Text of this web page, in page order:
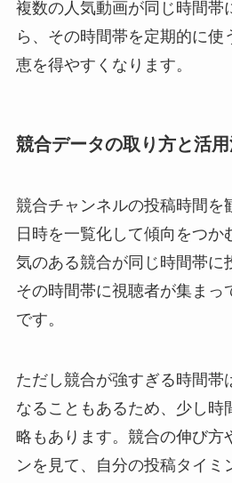
複数の人気動画が同じ時間帯
ら、その時間帯を定期的に使
恵を得やすくなります。
競合データの取り方と活
競合チャンネルの投稿時間を
日時を一覧化して傾向をつか
気のある競合が同じ時間帯に
その時間帯に視聴者が集まっ
です。
ただし競合が強すぎる時間帯
なることもあるため、少し時
略もあります。競合の伸び方
ンを見て、自分の投稿タイミ